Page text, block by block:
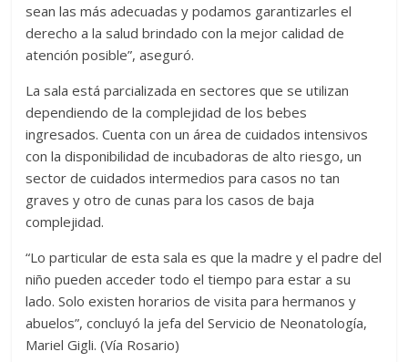
sean las más adecuadas y podamos garantizarles el
derecho a la salud brindado con la mejor calidad de
atención posible”, aseguró.
La sala está parcializada en sectores que se utilizan
dependiendo de la complejidad de los bebes
ingresados. Cuenta con un área de cuidados intensivos
con la disponibilidad de incubadoras de alto riesgo, un
sector de cuidados intermedios para casos no tan
graves y otro de cunas para los casos de baja
complejidad.
“Lo particular de esta sala es que la madre y el padre del
niño pueden acceder todo el tiempo para estar a su
lado. Solo existen horarios de visita para hermanos y
abuelos”, concluyó la jefa del Servicio de Neonatología,
Mariel Gigli. (Vía Rosario)